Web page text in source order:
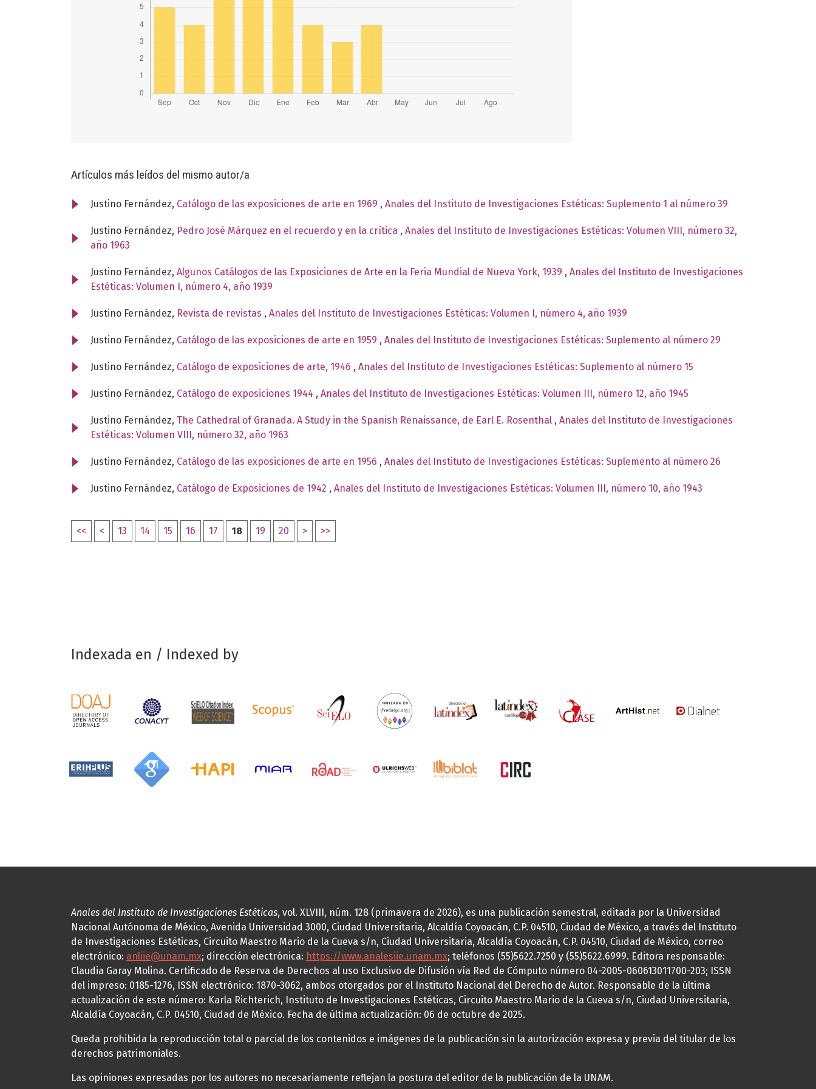
Artículos más leídos del mismo autor/a
Justino Fernández, Catálogo de las exposiciones de arte en 1969 , Anales del Instituto de Investigaciones Estéticas: Suplemento 1 al número 39
Justino Fernández, Pedro José Márquez en el recuerdo y en la crítica , Anales del Instituto de Investigaciones Estéticas: Volumen VIII, número 32,
año 1963
Justino Fernández, Algunos Catálogos de las Exposiciones de Arte en la Feria Mundial de Nueva York, 1939 , Anales del Instituto de Investigaciones
Estéticas: Volumen I, número 4, año 1939
Justino Fernández, Revista de revistas , Anales del Instituto de Investigaciones Estéticas: Volumen I, número 4, año 1939
Justino Fernández, Catálogo de las exposiciones de arte en 1959 , Anales del Instituto de Investigaciones Estéticas: Suplemento al número 29
Justino Fernández, Catálogo de exposiciones de arte, 1946 , Anales del Instituto de Investigaciones Estéticas: Suplemento al número 15
Justino Fernández, Catálogo de exposiciones 1944 , Anales del Instituto de Investigaciones Estéticas: Volumen III, número 12, año 1945
Justino Fernández, The Cathedral of Granada. A Study in the Spanish Renaissance, de Earl E. Rosenthal , Anales del Instituto de Investigaciones
Estéticas: Volumen VIII, número 32, año 1963
Justino Fernández, Catálogo de las exposiciones de arte en 1956 , Anales del Instituto de Investigaciones Estéticas: Suplemento al número 26
Justino Fernández, Catálogo de Exposiciones de 1942 , Anales del Instituto de Investigaciones Estéticas: Volumen III, número 10, año 1943
<< < 13 14 15 16 17 18 19 20 > >>
Indexada en / Indexed by
Anales del Instituto de Investigaciones Estéticas, vol. XLVIII, núm. 128 (primavera de 2026), es una publicación semestral, editada por la Universidad
Nacional Autónoma de México, Avenida Universidad 3000, Ciudad Universitaria, Alcaldía Coyoacán, C.P. 04510, Ciudad de México, a través del Instituto
de Investigaciones Estéticas, Circuito Maestro Mario de la Cueva s/n, Ciudad Universitaria, Alcaldía Coyoacán, C.P. 04510, Ciudad de México, correo
electrónico: anliie@unam.mx; dirección electrónica: https://www.analesiie.unam.mx; teléfonos (55)5622.7250 y (55)5622.6999. Editora responsable:
Claudia Garay Molina. Certificado de Reserva de Derechos al uso Exclusivo de Difusión vía Red de Cómputo número 04-2005-060613011700-203; ISSN
del impreso: 0185-1276, ISSN electrónico: 1870-3062, ambos otorgados por el Instituto Nacional del Derecho de Autor. Responsable de la última
actualización de este número: Karla Richterich, Instituto de Investigaciones Estéticas, Circuito Maestro Mario de la Cueva s/n, Ciudad Universitaria,
Alcaldía Coyoacán, C.P. 04510, Ciudad de México. Fecha de última actualización: 06 de octubre de 2025.
Queda prohibida la reproducción total o parcial de los contenidos e imágenes de la publicación sin la autorización expresa y previa del titular de los
derechos patrimoniales.
Las opiniones expresadas por los autores no necesariamente reflejan la postura del editor de la publicación de la UNAM.